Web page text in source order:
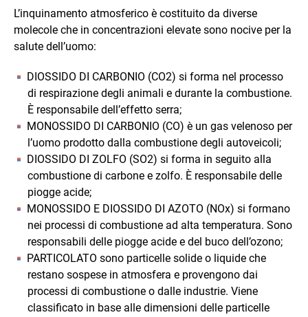
L’inquinamento atmosferico è costituito da diverse
molecole che in concentrazioni elevate sono nocive per la
salute dell’uomo:
DIOSSIDO DI CARBONIO (CO2) si forma nel processo
di respirazione degli animali e durante la combustione.
È responsabile dell’effetto serra;
MONOSSIDO DI CARBONIO (CO) è un gas velenoso per
l’uomo prodotto dalla combustione degli autoveicoli;
DIOSSIDO DI ZOLFO (SO2) si forma in seguito alla
combustione di carbone e zolfo. È responsabile delle
piogge acide;
MONOSSIDO E DIOSSIDO DI AZOTO (NOx) si formano
nei processi di combustione ad alta temperatura. Sono
responsabili delle piogge acide e del buco dell’ozono;
PARTICOLATO sono particelle solide o liquide che
restano sospese in atmosfera e provengono dai
processi di combustione o dalle industrie. Viene
classificato in base alle dimensioni delle particelle